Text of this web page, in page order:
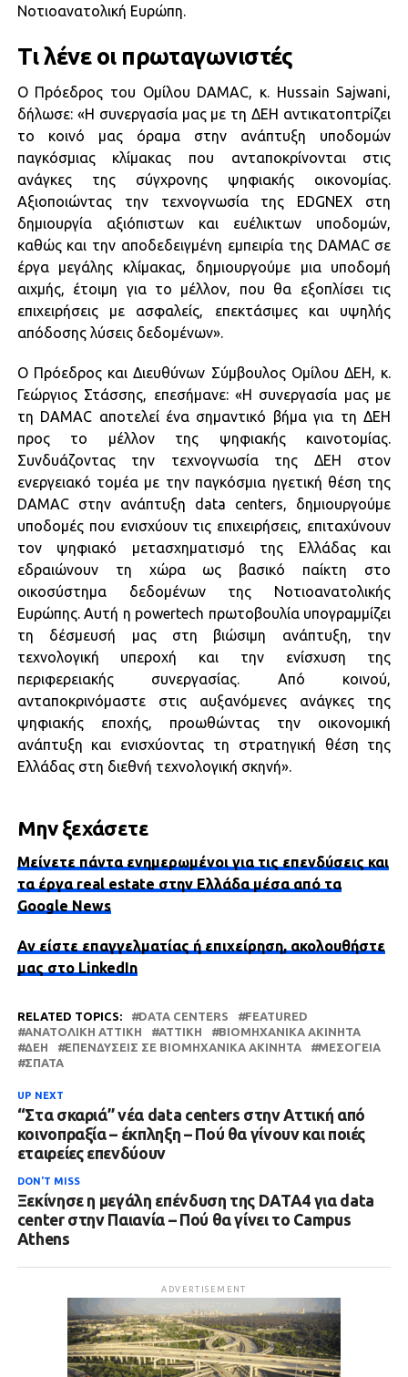
Νοτιοανατολική Ευρώπη.
Τι λένε οι πρωταγωνιστές
Ο Πρόεδρος του Ομίλου DAMAC, κ. Hussain Sajwani,
δήλωσε: «Η συνεργασία μας με τη ΔΕΗ αντικατοπτρίζει
το κοινό μας όραμα στην ανάπτυξη υποδομών
παγκόσμιας κλίμακας που ανταποκρίνονται στις
ανάγκες της σύγχρονης ψηφιακής οικονομίας.
Αξιοποιώντας την τεχνογνωσία της EDGNEX στη
δημιουργία αξιόπιστων και ευέλικτων υποδομών,
καθώς και την αποδεδειγμένη εμπειρία της DAMAC σε
έργα μεγάλης κλίμακας, δημιουργούμε μια υποδομή
αιχμής, έτοιμη για το μέλλον, που θα εξοπλίσει τις
επιχειρήσεις με ασφαλείς, επεκτάσιμες και υψηλής
απόδοσης λύσεις δεδομένων».
Ο Πρόεδρος και Διευθύνων Σύμβουλος Ομίλου ΔΕΗ, κ.
Γεώργιος Στάσσης, επεσήμανε: «Η συνεργασία μας με
τη DAMAC αποτελεί ένα σημαντικό βήμα για τη ΔΕΗ
προς το μέλλον της ψηφιακής καινοτομίας.
Συνδυάζοντας την τεχνογνωσία της ΔΕΗ στον
ενεργειακό τομέα με την παγκόσμια ηγετική θέση της
DAMAC στην ανάπτυξη data centers, δημιουργούμε
υποδομές που ενισχύουν τις επιχειρήσεις, επιταχύνουν
τον ψηφιακό μετασχηματισμό της Ελλάδας και
εδραιώνουν τη χώρα ως βασικό παίκτη στο
οικοσύστημα δεδομένων της Νοτιοανατολικής
Ευρώπης. Αυτή η powertech πρωτοβουλία υπογραμμίζει
τη δέσμευσή μας στη βιώσιμη ανάπτυξη, την
τεχνολογική υπεροχή και την ενίσχυση της
περιφερειακής συνεργασίας. Από κοινού,
ανταποκρινόμαστε στις αυξανόμενες ανάγκες της
ψηφιακής εποχής, προωθώντας την οικονομική
ανάπτυξη και ενισχύοντας τη στρατηγική θέση της
Ελλάδας στη διεθνή τεχνολογική σκηνή».
Μην ξεχάσετε
Μείνετε πάντα ενημερωμένοι για τις επενδύσεις και
τα έργα real estate στην Ελλάδα μέσα από τα
Google News
Αν είστε επαγγελματίας ή επιχείρηση, ακολουθήστε
μας στο LinkedIn
RELATED TOPICS: DATA CENTERS
FEATURED
ΑΝΑΤΟΛΙΚΉ ΑΤΤΙΚΉ
ΑΤΤΙΚΗ
ΒΙΟΜΗΧΑΝΙΚΆ ΑΚΊΝΗΤΑ
ΔΕΗ
ΕΠΕΝΔΎΣΕΙΣ ΣΕ ΒΙΟΜΗΧΑΝΙΚΆ ΑΚΊΝΗΤΑ
ΜΕΣΌΓΕΙΑ
ΣΠΆΤΑ
UP NEXT
“Στα σκαριά” νέα data centers στην Αττική από
κοινοπραξία – έκπληξη – Πού θα γίνουν και ποιές
εταιρείες επενδύουν
DON'T MISS
Ξεκίνησε η μεγάλη επένδυση της DATA4 για data
center στην Παιανία – Πού θα γίνει το Campus
Athens
ADVERTISEMENT